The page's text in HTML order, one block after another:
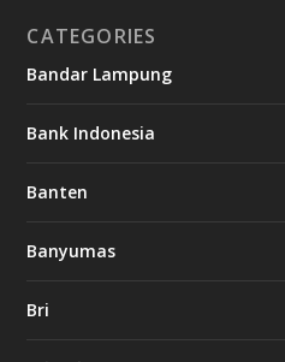
CATEGORIES
Bandar Lampung
Bank Indonesia
Banten
Banyumas
Bri